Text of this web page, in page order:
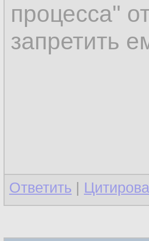
процесса"
запретить
Ответить |